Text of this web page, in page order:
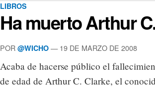
LIBROS
Ha muerto Arthur
POR @WICHO — 19 DE MARZO DE 2008
Acaba de hacerse público el
de edad de Arthur C. Clarke, el